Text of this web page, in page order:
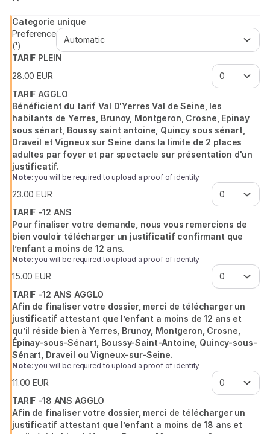
Categorie unique
Preference
(¹)
TARIF PLEIN
28.00 EUR
TARIF AGGLO
Bénéficient du tarif Val D'Yerres Val de Seine, les
habitants de Yerres, Brunoy, Montgeron, Crosne, Epinay
sous sénart, Boussy saint antoine, Quincy sous sénart,
Draveil et Vigneux sur Seine dans la limite de 2 places
adultes par foyer et par spectacle sur présentation d'un
justificatif.
Note: you will be required to upload a proof of identity
23.00 EUR
TARIF -12 ANS
Pour finaliser votre demande, nous vous remercions de
bien vouloir télécharger un justificatif confirmant que
l’enfant a moins de 12 ans.
Note: you will be required to upload a proof of identity
15.00 EUR
TARIF -12 ANS AGGLO
Afin de finaliser votre dossier, merci de télécharger un
justificatif attestant que l’enfant a moins de 12 ans et
qu’il réside bien à Yerres, Brunoy, Montgeron, Crosne,
Épinay-sous-Sénart, Boussy-Saint-Antoine, Quincy-sous-
Sénart, Draveil ou Vigneux-sur-Seine.
Note: you will be required to upload a proof of identity
11.00 EUR
TARIF -18 ANS AGGLO
Afin de finaliser votre dossier, merci de télécharger un
justificatif attestant que l’enfant a moins de 18 ans et